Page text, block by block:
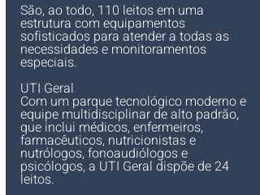
São, ao todo, 110 leitos em uma
estrutura com equipamentos
sofisticados para atender a todas as
necessidades e monitoramentos
especiais.
​​​​​​UTI Geral
Com um parque tecnológico moderno e
equipe multidisciplinar de alto padrão,
que inclui médicos, enfermeiros,
farmacêuticos, nutricionistas e
nutrólogos, fonoaudiólogos e
psicólogos, a UTI Geral dispõe de 24
leitos.